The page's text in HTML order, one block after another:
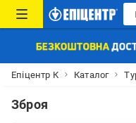
Епіцентр К Каталог
Зброя